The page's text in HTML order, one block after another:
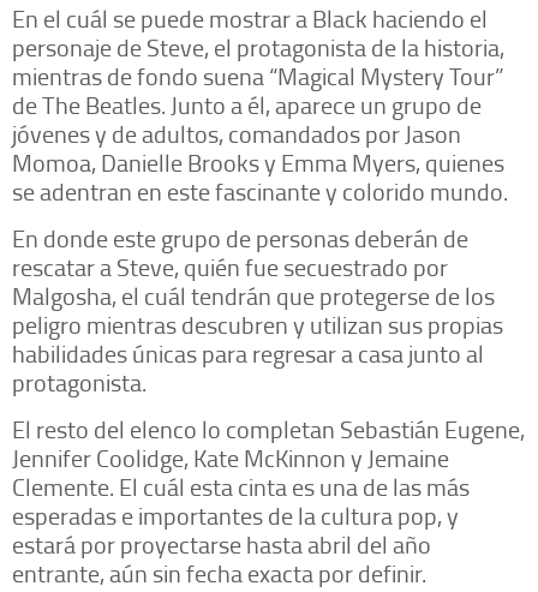
En el cuál se puede mostrar a Black haciendo el
personaje de Steve, el protagonista de la historia,
mientras de fondo suena “Magical Mystery Tour”
de The Beatles. Junto a él, aparece un grupo de
jóvenes y de adultos, comandados por Jason
Momoa, Danielle Brooks y Emma Myers, quienes
se adentran en este fascinante y colorido mundo.
En donde este grupo de personas deberán de
rescatar a Steve, quién fue secuestrado por
Malgosha, el cuál tendrán que protegerse de los
peligro mientras descubren y utilizan sus propias
habilidades únicas para regresar a casa junto al
protagonista.
El resto del elenco lo completan Sebastián Eugene,
Jennifer Coolidge, Kate McKinnon y Jemaine
Clemente. El cuál esta cinta es una de las más
esperadas e importantes de la cultura pop, y
estará por proyectarse hasta abril del año
entrante, aún sin fecha exacta por definir.